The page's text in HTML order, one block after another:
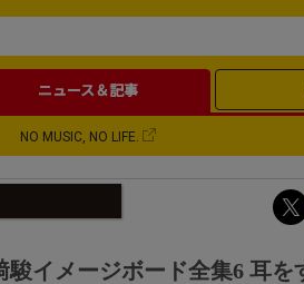
ニュース＆記事
NO MUSIC, NO LIFE.
イメージボード全集6 耳を